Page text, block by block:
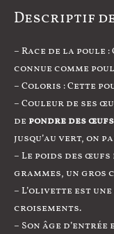
Descriptif
– Race de la poule
connue comme
– Coloris : Cette
– Couleur de ses
de pondre des
jusqu’au vert, on
– Le poids des œufs
grammes, un gros
– L’olivette est
croisements.
– Son âge d’entrée